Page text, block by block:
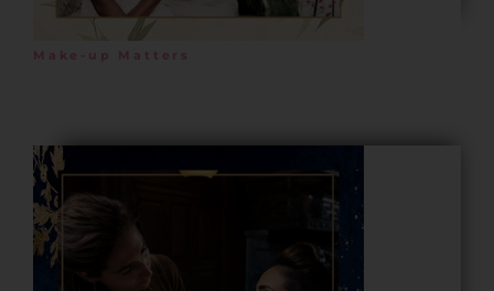
Make-up Matters